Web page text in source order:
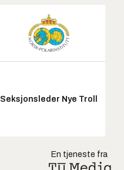
Seksjonsleder Nye Troll
En tjeneste fra